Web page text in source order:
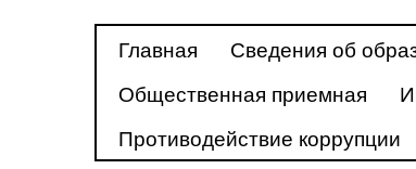
Главная Сведения об
Общественная приемная
Противодействие коррупции